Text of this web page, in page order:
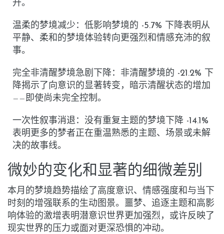
升。
温柔的梦境减少 ：低影响梦境的 -5.7% 下降表明从
平静、柔和的梦境体验转向更强烈和情感充沛的叙
事。
完全非清醒梦境急剧下降 ：非清醒梦境的 -21.2% 下
降揭示了向意识的显著转变，暗示清醒状态的增加
——即使尚未完全控制。
一次性叙事消退 ：没有重复主题的梦境下降 -14.1%
表明更多的梦者正在重温熟悉的主题、场景或未解
决的故事线。
微妙的变化和显著的细微差别
本月的梦境趋势描绘了高度意识、情感强度和与当下
时刻的增强联系的生动图景。噩梦、追逐主题和高影
响体验的激增表明潜意识世界更加强烈，或许反映了
现实世界的压力或面对更深恐惧的冲动。